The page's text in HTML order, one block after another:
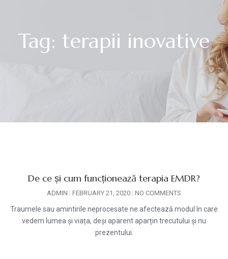
Tag: terapii inovative
De ce și cum funcționează terapia EMDR?
ADMIN FEBRUARY 21, 2020 NO COMMENTS
Traumele sau amintirile neprocesate ne afectează modul în care
vedem lumea și viața, deși aparent aparțin trecutului și nu
prezentului.